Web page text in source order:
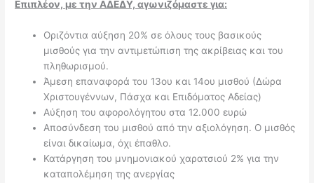
Επιπλέον, με την ΑΔΕΔΥ, αγωνιζόμαστε για:
Οριζόντια αύξηση 20% σε όλους τους βασικούς
μισθούς για την αντιμετώπιση της ακρίβειας και του
πληθωρισμού.
Άμεση επαναφορά του 13ου και 14ου μισθού (Δώρα
Χριστουγέννων, Πάσχα και Επιδόματος Αδείας)
Αύξηση του αφορολόγητου στα 12.000 ευρώ
Αποσύνδεση του μισθού από την αξιολόγηση. Ο μισθός
είναι δικαίωμα, όχι έπαθλο.
Κατάργηση του μνημονιακού χαρατσιού 2% για την
καταπολέμηση της ανεργίας